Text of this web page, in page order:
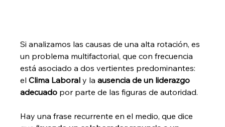
Si analizamos las causas de una alta rotación, es
un problema multifactorial, que con frecuencia
está asociado a dos vertientes predominantes:
el Clima Laboral y la ausencia de un liderazgo
adecuado por parte de las figuras de autoridad.
Hay una frase recurrente en el medio, que dice